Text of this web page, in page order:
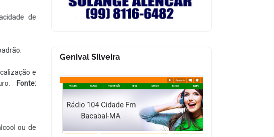
de
e
Fonte:
ou de
Genival Silveira